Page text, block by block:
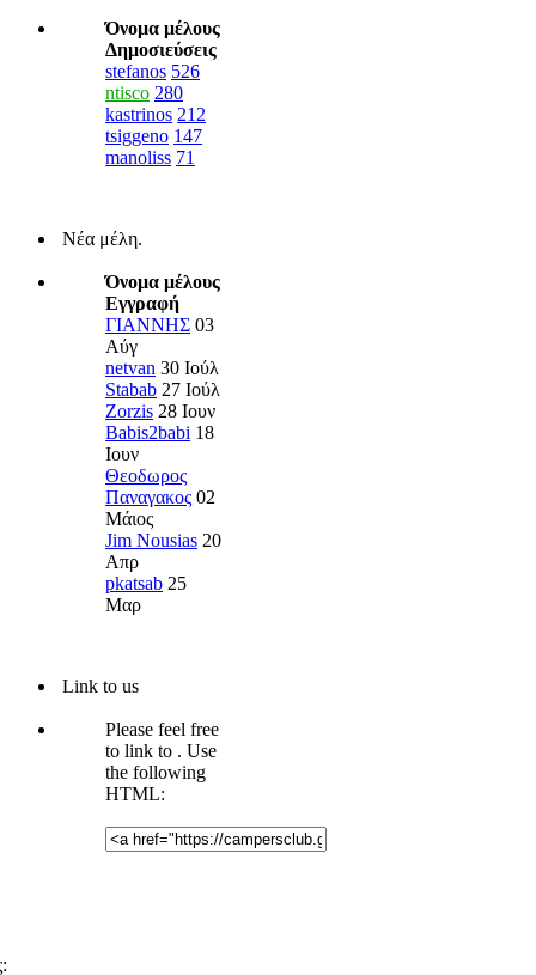
Όνομα μέλους
Δημοσιεύσεις
stefanos 526
ntisco 280
kastrinos 212
tsiggeno 147
manoliss 71
Νέα μέλη.
Όνομα μέλους
Εγγραφή
ΓΙΑΝΝΗΣ 03
Αύγ
netvan 30 Ιούλ
Stabab 27 Ιούλ
Zorzis 28 Ιουν
Babis2babi 18
Ιουν
Θεοδωρος
Παναγακος 02
Μάιος
Jim Nousias 20
Απρ
pkatsab 25
Μαρ
Link to us
Please feel free
to link to . Use
the following
HTML: